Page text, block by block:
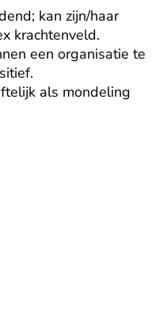
kan zijn/haar
krachtenveld.
een organisatie te
als mondeling